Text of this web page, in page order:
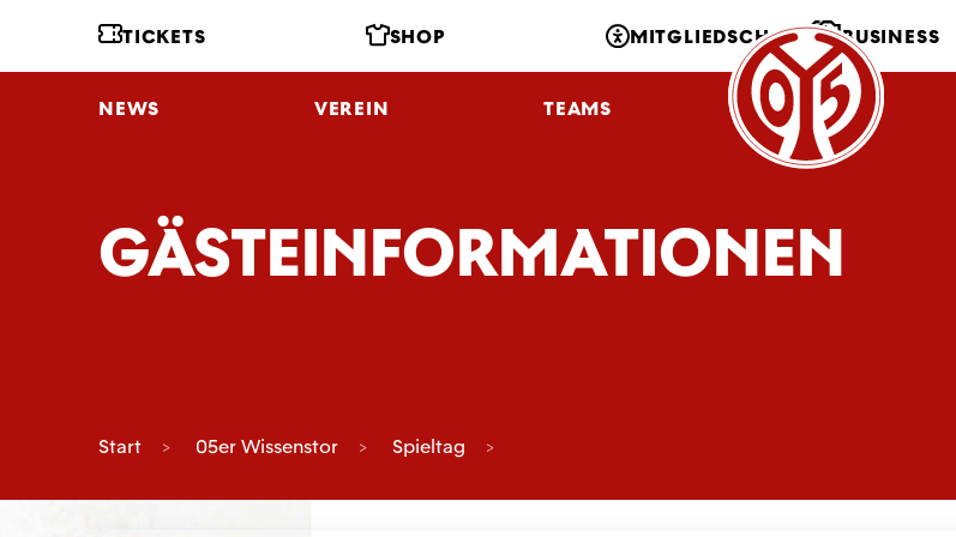
TICKETS SHOP MITGLIEDSCHAFT BUSINESS
NEWS VEREIN TEAMS NLZ FANS
GÄSTEINFORMATIONEN
Start 05er Wissenstor Spieltag